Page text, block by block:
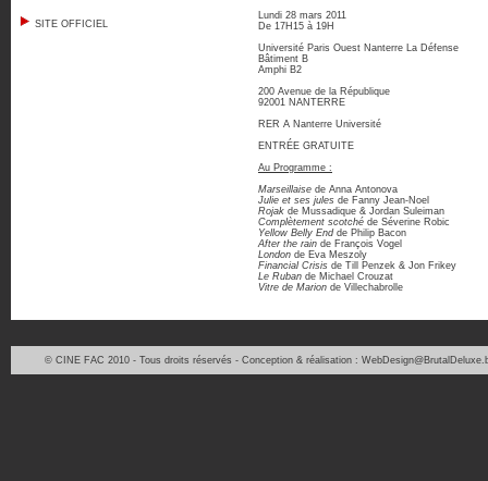
SITE OFFICIEL
Lundi 28 mars 2011
De 17H15 à 19H
Université Paris Ouest Nanterre La Défense
Bâtiment B
Amphi B2
200 Avenue de la République
92001 NANTERRE
RER A Nanterre Université
ENTRÉE GRATUITE
Au Programme :
Marseillaise de Anna Antonova
Julie et ses jules de Fanny Jean-Noel
Rojak de Mussadique & Jordan Suleiman
Complètement scotché de Séverine Robic
Yellow Belly Endde Philip Bacon
After the rain de François Vogel
London de Eva Meszoly
Financial Crisis de Till Penzek & Jon Frikey
Le Ruban de Michael Crouzat
Vitre de Marion de Villechabrolle
© CINE FAC 2010 - Tous droits réservés - Conception & réalisation :